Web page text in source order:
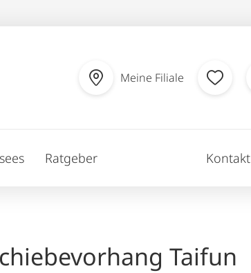
Meine Filiale
Ratgeber Kontakt
Taifun